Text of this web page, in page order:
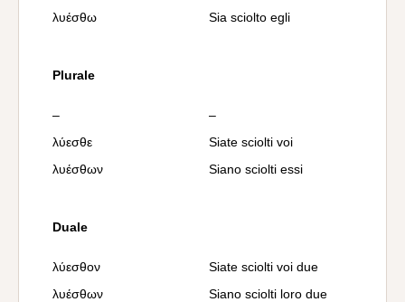
λυέσθω
Sia sciolto egli
Plurale
–
–
λύεσθε
Siate sciolti voi
λυέσθων
Siano sciolti essi
Duale
λύεσθον
Siate sciolti voi due
λυέσθων
Siano sciolti loro due